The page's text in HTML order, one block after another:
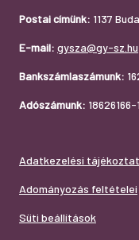
Postai címünk: 1137
E-mail: gysza@gy-sz.hu
Bankszámlaszámunk:
Adószámunk:
Adatkezelési
Adományozás feltételei
Süti beállítások